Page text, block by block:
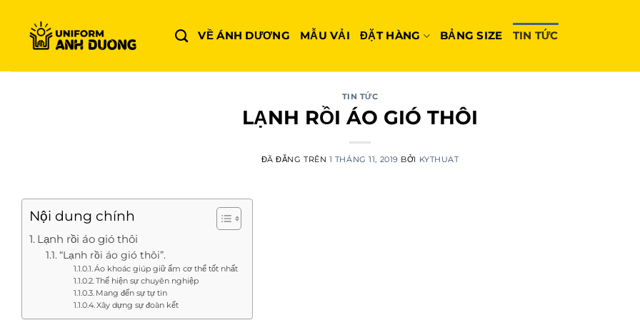
VỀ ÁNH DƯƠNG MẪU VẢI ĐẶT HÀNG BẢNG SIZE TIN TỨC
TIN TỨC
LẠNH RỒI ÁO GIÓ THÔI
ĐÃ ĐĂNG TRÊN 1 THÁNG 11, 2019 BỞI KYTHUAT
Nội dung chính
Lạnh rồi áo gió thôi
“Lạnh rồi áo gió thôi”.
Áo khoác giúp giữ ấm cơ thể tốt nhất
Thể hiện sự chuyên nghiệp
Mang đến sự tự tin
Xây dựng sự đoàn kết